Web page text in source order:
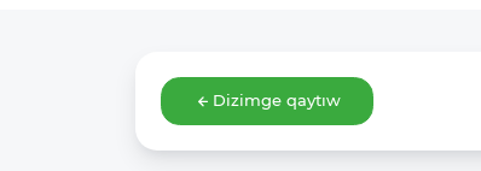
Dizimge qaytıw